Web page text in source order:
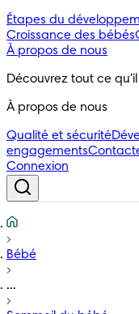
Étapes du
Croissance des bébés
À propos de nous
Découvrez tout ce
À propos de nous
Qualité et sécurité
engagements
Connexion
Bébé
...